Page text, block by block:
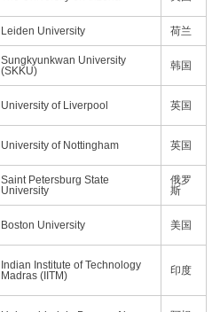
Leiden University 荷兰
Sungkyunkwan University
(SKKU)
韩国
University of Liverpool 英国
University of Nottingham 英国
Saint Petersburg State
University
俄罗
斯
Boston University 美国
Indian Institute of Technology
Madras (IITM)
印度